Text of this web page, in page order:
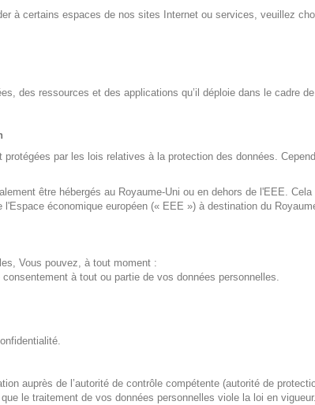
à certains espaces de nos sites Internet ou services, veuillez
des ressources et des applications qu’il déploie dans le cadre
par les lois relatives à la protection des données.
être hébergés au Royaume-Uni ou en dehors de l'EEE.
économique européen (« EEE ») à destination du
Vous pouvez, à tout moment :
à tout ou partie de vos données personnelles.
auprès de l’autorité de contrôle compétente (autorité de
le traitement de vos données personnelles viole la loi en vigueur.